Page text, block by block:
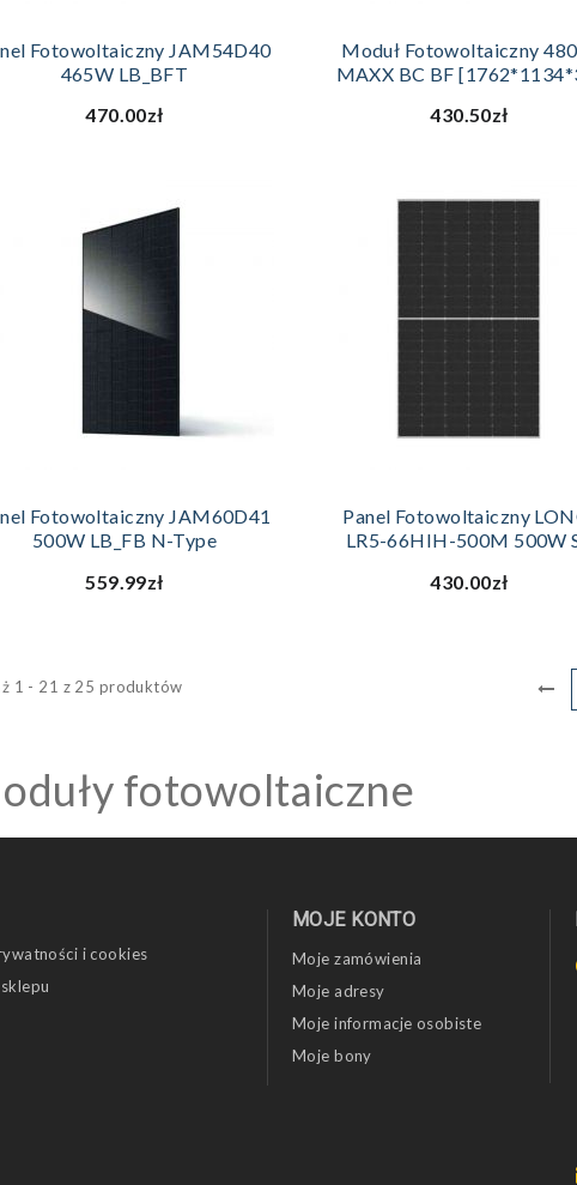
Fotowoltaiczny JAM54D40
465W LB_BFT
470.00zł
Moduł Fotowoltaiczny
MAXX BC BF
430.50zł
Fotowoltaiczny JAM60D41
500W LB_FB N-Type
559.99zł
Panel Fotowoltaiczny
LR5-66HIH-500M 500W
430.00zł
1 - 21 z 25 produktów
fotowoltaiczne
i cookies
MOJE KONTO
Moje zamówienia
Moje adresy
Moje informacje osobiste
Moje bony